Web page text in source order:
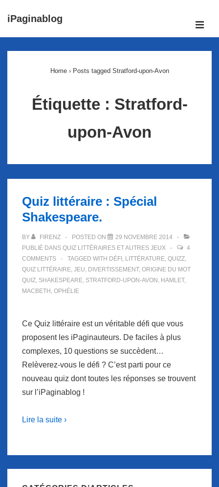
passer
iPaginablog
Home › Posts tagged Stratford-upon-Avon
Étiquette : Stratford-
upon-Avon
Quiz littéraire : Spécial
Shakespeare.
BY FIRENZ POSTED ON
29 NOVEMBRE 2014
PUBLIÉ DANS QUIZ LITTÉRAIRES ET AUTRES JEUX
4
COMMENTS
TAGGED WITH DÉFI , LITTÉRATURE, QUIZZ,
QUIZ LITTÉRAIRE, JEU, DIVERTISSEMENT, ORIGINE DU MOT
QUIZ, SHAKESPEARE, STRATFORD-UPON-AVON , HAMLET,
MACBETH , OPHÉLIE
Ce Quiz littéraire est un véritable défi que vous
proposent les iPaginauteurs. De faciles à plus
complexes, 10 questions se succèdent…
Relèverez-vous le défi ? C’est parti pour ce
nouveau quiz dont toutes les réponses se trouvent
sur l’iPaginablog !
Lire la suite ›